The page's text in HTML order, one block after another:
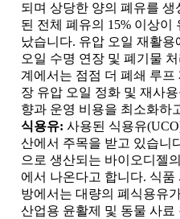
되며 상당한 양의 폐유를
된 전체 폐유의 15% 이상
났습니다. 유압 오일 재활
오일 수명 연장 및 폐기물
계에서는 점점 더 폐쇄 루
장 유압 오일 정화 및 재사
향과 운영 비용을 최소화하
식용유: 사용된 식용유
산에서 주목을 받고 있습니
으로 생산되는 바이오디젤
에서 나온다고 합니다. 식
방에서는 대량의 폐식용유
산업용 윤활제 및 동물 사